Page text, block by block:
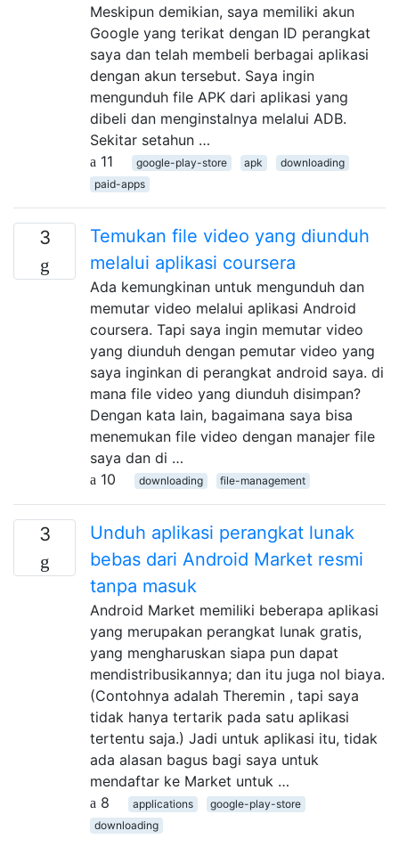
Meskipun demikian, saya memiliki akun
Google yang terikat dengan ID perangkat
saya dan telah membeli berbagai aplikasi
dengan akun tersebut. Saya ingin
mengunduh file APK dari aplikasi yang
dibeli dan menginstalnya melalui ADB.
Sekitar setahun …
11
google-play-store apk
downloading
paid-apps
3
Temukan file video yang diunduh
melalui aplikasi coursera
Ada kemungkinan untuk mengunduh dan
memutar video melalui aplikasi Android
coursera. Tapi saya ingin memutar video
yang diunduh dengan pemutar video yang
saya inginkan di perangkat android saya. di
mana file video yang diunduh disimpan?
Dengan kata lain, bagaimana saya bisa
menemukan file video dengan manajer file
saya dan di …
10
downloading file-management
3
Unduh aplikasi perangkat lunak
bebas dari Android Market resmi
tanpa masuk
Android Market memiliki beberapa aplikasi
yang merupakan perangkat lunak gratis,
yang mengharuskan siapa pun dapat
mendistribusikannya; dan itu juga nol biaya.
(Contohnya adalah Theremin , tapi saya
tidak hanya tertarik pada satu aplikasi
tertentu saja.) Jadi untuk aplikasi itu, tidak
ada alasan bagus bagi saya untuk
mendaftar ke Market untuk …
8
applications
google-play-store
downloading